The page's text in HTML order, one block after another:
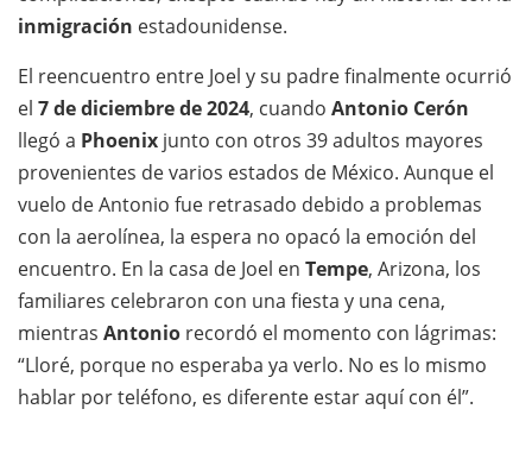
inmigración estadounidense.
El reencuentro entre Joel y su padre finalmente ocurrió
el 7 de diciembre de 2024, cuando Antonio Cerón
llegó a Phoenix junto con otros 39 adultos mayores
provenientes de varios estados de México. Aunque el
vuelo de Antonio fue retrasado debido a problemas
con la aerolínea, la espera no opacó la emoción del
encuentro. En la casa de Joel en Tempe, Arizona, los
familiares celebraron con una fiesta y una cena,
mientras Antonio recordó el momento con lágrimas:
“Lloré, porque no esperaba ya verlo. No es lo mismo
hablar por teléfono, es diferente estar aquí con él”.